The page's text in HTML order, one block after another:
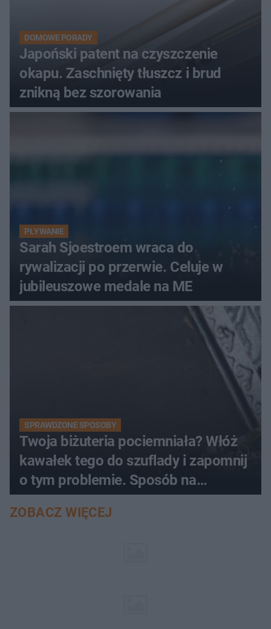
DOMOWE PORADY
Japoński patent na czyszczenie
okapu. Zaschnięty tłuszcz i brud
znikną bez szorowania
PŁYWANIE
Sarah Sjoestroem wraca do
rywalizacji po przerwie. Celuje w
jubileuszowe medale na ME
SPRAWDZONE SPOSOBY
Twoja biżuteria pociemniała? Włóż
kawałek tego do szuflady i zapomnij
o tym problemie. Sposób na
pociemniałą biżuterię
ZOBACZ WIĘCEJ